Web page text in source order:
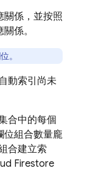
關係，並按照
係。
。
動索引尚未
合中的每個
位組合數量龐
合建立索
Firestore